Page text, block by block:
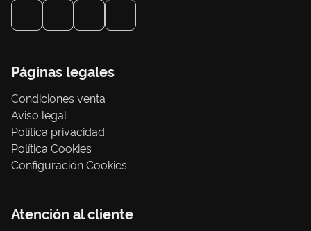
Páginas legales
Condiciones venta
Aviso legal
Política privacidad
Política Cookies
Configuración Cookies
Atención al cliente